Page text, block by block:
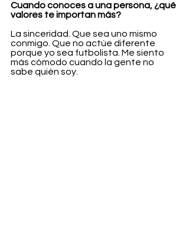
Cuando conoces a una persona, ¿qué
valores te importan más?
La sinceridad. Que sea uno mismo
conmigo. Que no actúe diferente
porque yo sea futbolista. Me siento
más cómodo cuando la gente no
sabe quién soy.